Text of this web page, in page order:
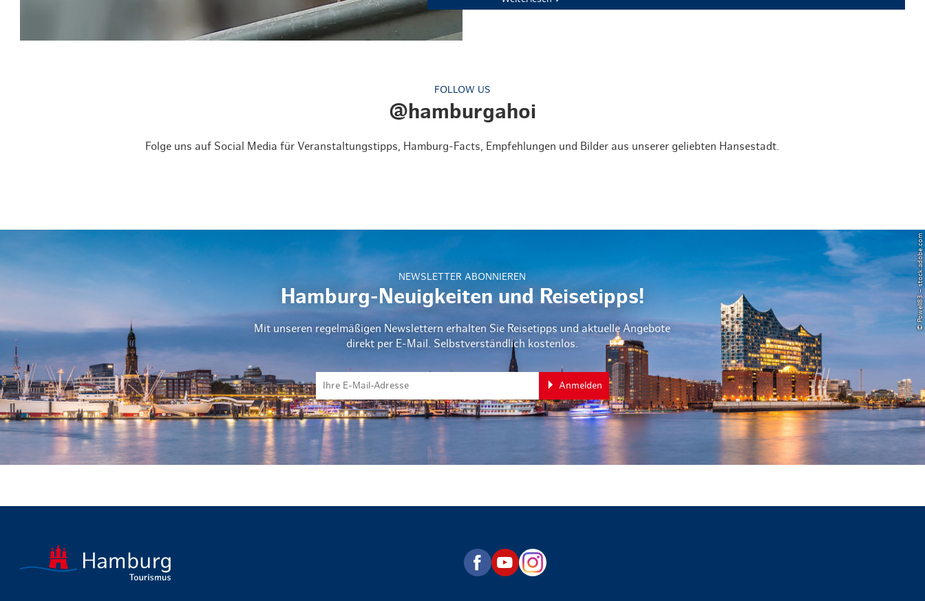
FOLLOW US
@hamburgahoi
Folge uns auf Social Media für Veranstaltungstipps, Hamburg-Facts, Empfehlungen und Bilder aus unserer geliebten Hansestadt.
NEWSLETTER ABONNIEREN
Hamburg-Neuigkeiten und Reisetipps!
Mit unseren regelmäßigen Newslettern erhalten Sie Reisetipps und aktuelle Angebote
direkt per E-Mail. Selbstverständlich kostenlos.
Anmelden
© Powell83 – stock.adobe.com
zurück zur Startseite